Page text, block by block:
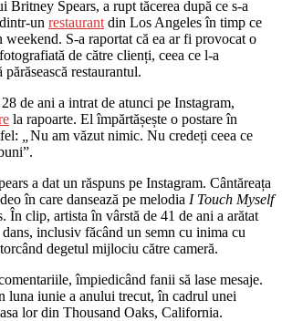
Britney Spears, a rupt tăcerea după ce s-a
un restaurant din Los Angeles în timp ce
weekend. S-a raportat că ea ar fi provocat o
de către clienți, ceea ce l-a
restaurantul.
de ani a intrat de atunci pe Instagram,
la rapoarte. El împărtășește o postare în
Nu am văzut nimic. Nu credeți ceea ce
a dat un răspuns pe Instagram. Cântăreața
în care dansează pe melodia I Touch Myself
În clip, artista în vârstă de 41 de ani a arătat
inclusiv făcând un semn cu inima cu
degetul mijlociu către cameră.
împiedicând fanii să lase mesaje.
luna iunie a anului trecut, în cadrul unei
lor din Thousand Oaks, California.